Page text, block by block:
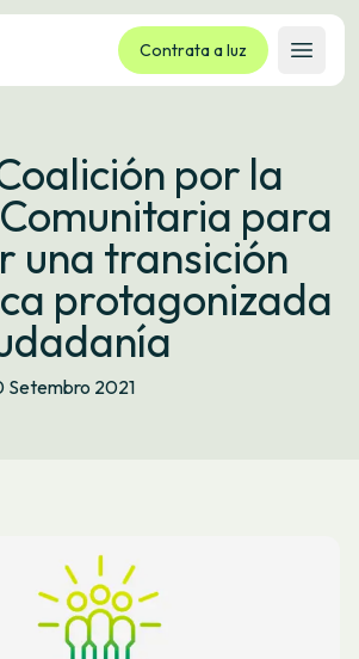
Contrata a luz
Abrir
por la
para
una transición
protagonizada
Setembro 2021